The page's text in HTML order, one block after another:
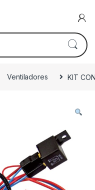
Ventiladores KIT